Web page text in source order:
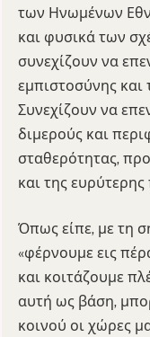
των Ηνωμένων
και φυσικά των
συνεχίζουν να
εμπιστοσύνης
Συνεχίζουν να
διμερούς και
σταθερότητας,
και της
Όπως είπε, με τη
«φέρνουμε εις
και κοιτάζουμε
αυτή ως βάση,
κοινού οι χώρες